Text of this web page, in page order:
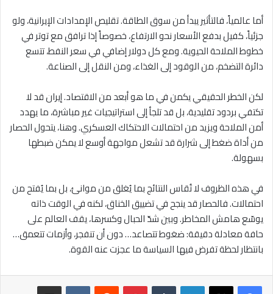
أما عالمياً، فالتأثير يبدأ من سوق الطاقة. تقليص الإمدادات الإيرانية، ولو
جزئياً، كفيل بدفع الأسعار نحو الارتفاع، خصوصاً إذا ترافق مع توتر في
خطوط الملاحة الحيوية. ومع كل دولار إضافي في سعر النفط، تتسع
دائرة التضخم، من الوقود إلى الغذاء، ومن النقل إلى الصناعة.
لكن الخطر الحقيقي يكمن في ما هو أبعد من الاقتصاد. إيران قد لا
تكتفي بردود تقليدية، بل قد تلجأ إلى استراتيجيات غير مباشرة، ما يهدد
أمن الملاحة ويزيد من احتمالات الاحتكاك العسكري. وهنا، يتحول الحصار
من أداة ضغط إلى شرارة قد تشعل مواجهة أوسع لا يمكن ضبطها
بسهولة.
في هذه الظروف لا تُقاس النتائج بما يُغلق من موانئ، بل بما يُفتح من
احتمالات. فالحصار قد ينجح في تضييق الخناق، لكنه في الوقت ذاته
يوسّع هامش المخاطر. وبين شدّ الحبال وكسرها، يقف العالم على
حافة معادلة دقيقة: ضغوط تتصاعد… دون أن تنفجر، وأزمات تتعمق…
بانتظار لحظة تفرض فيها السياسة ما عجزت عنه القوة.
لينكدإن بينتيريست
مشاركة عبر البريد